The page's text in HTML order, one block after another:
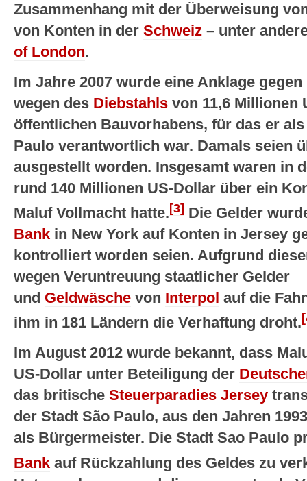
Zusammenhang mit der Überweisung
von Konten in der Schweiz – unter
of London.
Im Jahre 2007 wurde eine Anklage
wegen des Diebstahls von 11,6 Millionen
öffentlichen Bauvorhabens, für das er
Paulo verantwortlich war. Damals seien
ausgestellt worden. Insgesamt waren in
rund 140 Millionen US-Dollar über ein
Maluf Vollmacht hatte.[3] Die Gelder
Bank in New York auf Konten in Jersey
kontrolliert worden seien. Aufgrund
wegen Veruntreuung staatlicher Gelder
und Geldwäsche von Interpol auf die
ihm in 181 Ländern die Verhaftung droht.
Im August 2012 wurde bekannt, dass
US-Dollar unter Beteiligung der
das britische Steuerparadies Jersey
der Stadt São Paulo, aus den Jahren
als Bürgermeister. Die Stadt Sao Paulo
Bank auf Rückzahlung des Geldes zu